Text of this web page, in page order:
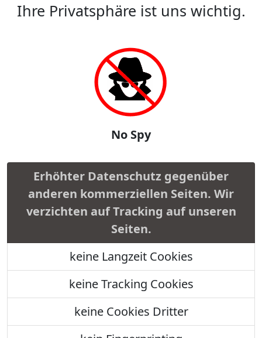
Ihre Privatsphäre ist uns wichtig.
No Spy
Erhöhter Datenschutz gegenüber
anderen kommerziellen Seiten. Wir
verzichten auf Tracking auf unseren
Seiten.
keine Langzeit Cookies
keine Tracking Cookies
keine Cookies Dritter